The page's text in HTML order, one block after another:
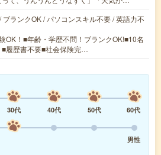
ブランクOK / パソコンスキル不要 / 英語力不
OK！■年齢・学歴不問！ブランクOK!■10名
■履歴書不要■社会保険完…
30代 40代 50代
60代
男性